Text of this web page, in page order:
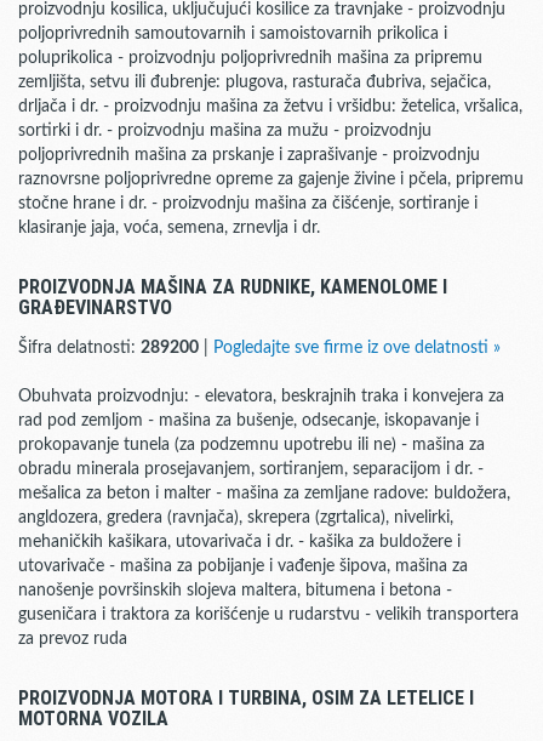
proizvodnju kosilica, uključujući kosilice za travnjake - proizvodnju
poljoprivrednih samoutovarnih i samoistovarnih prikolica i
poluprikolica - proizvodnju poljoprivrednih mašina za pripremu
zemljišta, setvu ili đubrenje: plugova, rasturača đubriva, sejačica,
drljača i dr. - proizvodnju mašina za žetvu i vršidbu: žetelica, vršalica,
sortirki i dr. - proizvodnju mašina za mužu - proizvodnju
poljoprivrednih mašina za prskanje i zaprašivanje - proizvodnju
raznovrsne poljoprivredne opreme za gajenje živine i pčela, pripremu
stočne hrane i dr. - proizvodnju mašina za čišćenje, sortiranje i
klasiranje jaja, voća, semena, zrnevlja i dr.
PROIZVODNJA MAŠINA ZA RUDNIKE, KAMENOLOME I
GRAĐEVINARSTVO
Šifra delatnosti: 289200 Pogledajte sve firme iz ove delatnosti »
Obuhvata proizvodnju: - elevatora, beskrajnih traka i konvejera za
rad pod zemljom - mašina za bušenje, odsecanje, iskopavanje i
prokopavanje tunela (za podzemnu upotrebu ili ne) - mašina za
obradu minerala prosejavanjem, sortiranjem, separacijom i dr. -
mešalica za beton i malter - mašina za zemljane radove: buldožera,
angldozera, gredera (ravnjača), skrepera (zgrtalica), nivelirki,
mehaničkih kašikara, utovarivača i dr. - kašika za buldožere i
utovarivače - mašina za pobijanje i vađenje šipova, mašina za
nanošenje površinskih slojeva maltera, bitumena i betona -
guseničara i traktora za korišćenje u rudarstvu - velikih transportera
za prevoz ruda
PROIZVODNJA MOTORA I TURBINA, OSIM ZA LETELICE I
MOTORNA VOZILA